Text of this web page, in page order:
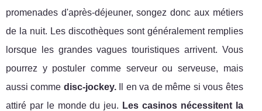
promenades d'après-déjeuner, songez donc aux métiers
de la nuit. Les discothèques sont généralement remplies
lorsque les grandes vagues touristiques arrivent. Vous
pourrez y postuler comme serveur ou serveuse, mais
aussi comme disc-jockey.Il en va de même si vous êtes
attiré par le monde du jeu. Les casinos nécessitent la